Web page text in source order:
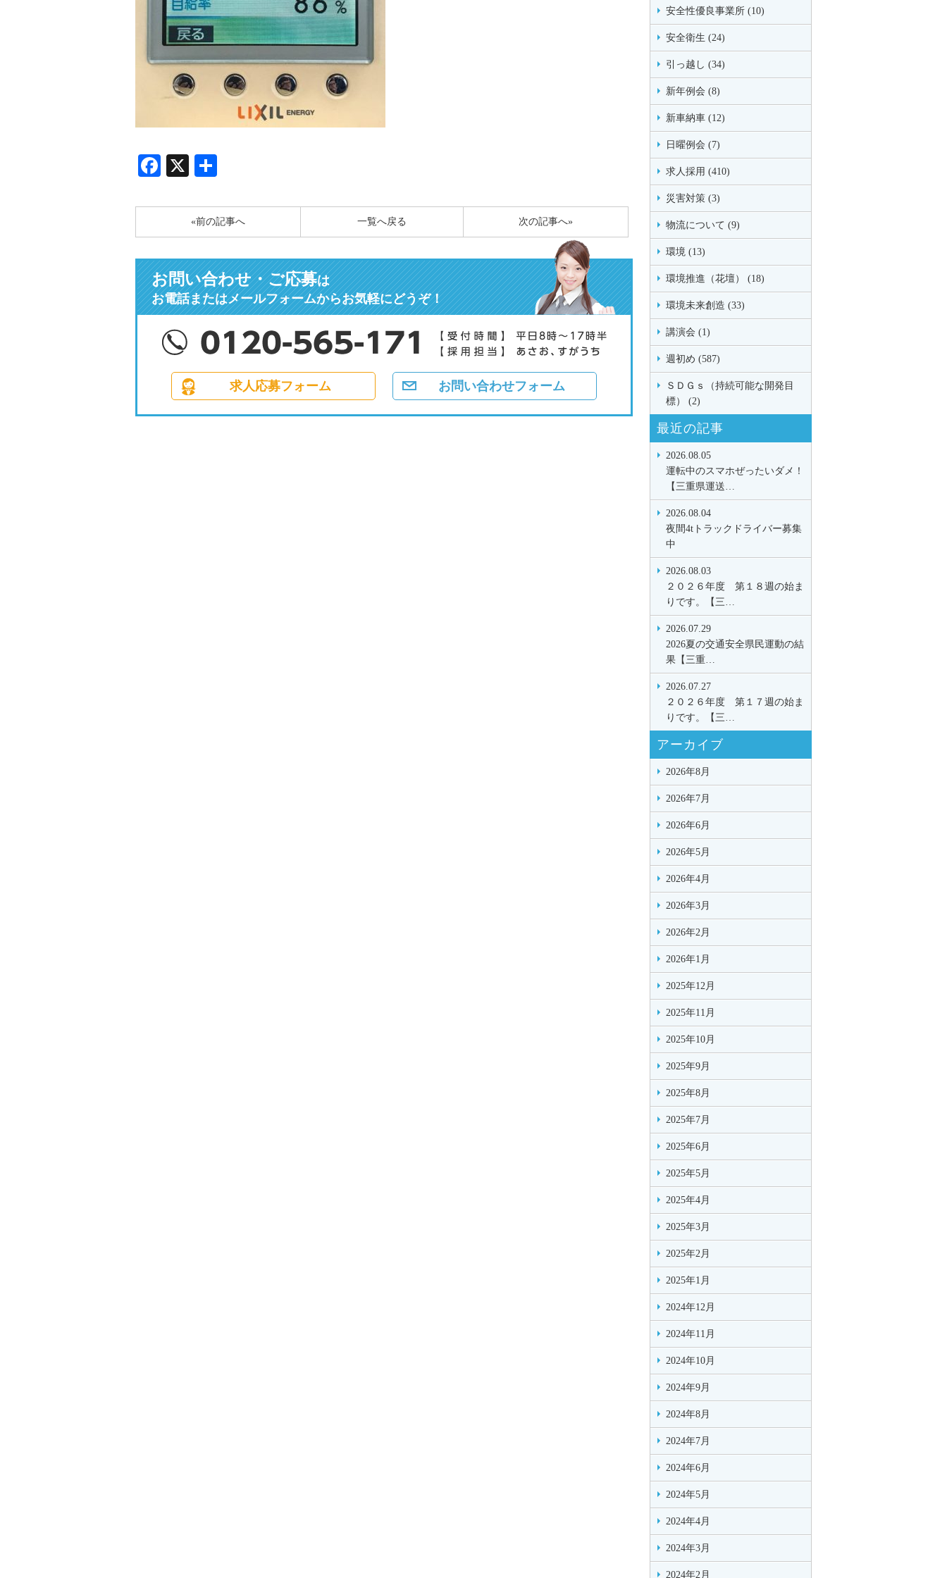
Facebook
X
«前の記事へ 次の記事へ»
一覧へ戻る
お問い合わせ・ご応募は
お電話またはメールフォームからお気軽にどうぞ！
求人応募フォーム お問い合わせフォーム
安全性優良事業所 (10)
安全衛生 (24)
引っ越し (34)
新年例会 (8)
新車納車 (12)
日曜例会 (7)
求人採用 (410)
災害対策 (3)
物流について (9)
環境 (13)
環境推進（花壇） (18)
環境未来創造 (33)
講演会 (1)
週初め (587)
ＳＤＧｓ（持続可能な開発目
標） (2)
最近の記事
2026.08.05
運転中のスマホぜったいダメ！
【三重県運送…
2026.08.04
夜間4tトラックドライバー募集
中
2026.08.03
２０２６年度 第１８週の始ま
りです。【三…
2026.07.29
2026夏の交通安全県民運動の結
果【三重…
2026.07.27
２０２６年度 第１７週の始ま
りです。【三…
アーカイブ
2026年8月
2026年7月
2026年6月
2026年5月
2026年4月
2026年3月
2026年2月
2026年1月
2025年12月
2025年11月
2025年10月
2025年9月
2025年8月
2025年7月
2025年6月
2025年5月
2025年4月
2025年3月
2025年2月
2025年1月
2024年12月
2024年11月
2024年10月
2024年9月
2024年8月
2024年7月
2024年6月
2024年5月
2024年4月
2024年3月
2024年2月